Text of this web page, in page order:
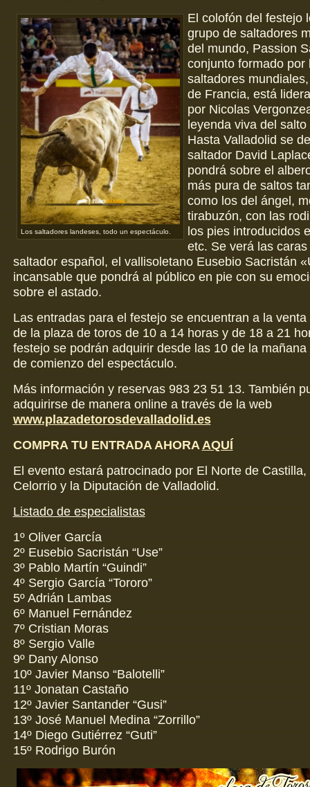
Los saltadores landeses, todo un espectáculo.
El colofón del festejo
grupo de saltadores
del mundo, Passion
conjunto formado por
saltadores
de Francia, está
por Nicolas
leyenda viva del
Hasta Valladolid se
saltador David
pondrá sobre el
más pura de saltos
como los del ángel,
tirabuzón, con las
los pies introducidos
etc. Se verá las
saltador español, el vallisoletano Eusebio Sacristán
incansable que pondrá al público en pie con su
sobre el astado.
Las entradas para el festejo se encuentran a la
de la plaza de toros de 10 a 14 horas y de 18 a 21
festejo se podrán adquirir desde las 10 de la
de comienzo del espectáculo.
Más información y reservas 983 23 51 13. También
adquirirse de manera online a través de la web
www.plazadetorosdevalladolid.es
COMPRA TU ENTRADA AHORA AQUÍ
El evento estará patrocinado por El Norte de
Celorrio y la Diputación de Valladolid.
Listado de especialistas
1º Oliver García
2º Eusebio Sacristán “Use”
3º Pablo Martín “Guindi”
4º Sergio García “Tororo”
5º Adrián Lambas
6º Manuel Fernández
7º Cristian Moras
8º Sergio Valle
9º Dany Alonso
10º Javier Manso “Balotelli”
11º Jonatan Castaño
12º Javier Santander “Gusi”
13º José Manuel Medina “Zorrillo”
14º Diego Gutiérrez “Guti”
15º Rodrigo Burón